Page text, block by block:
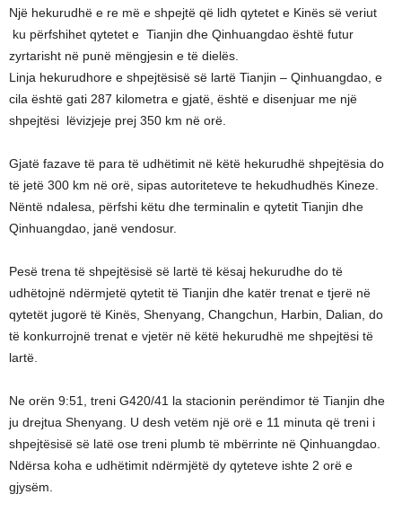
Një hekurudhë e re më e shpejtë që lidh qytetet e Kinës së veriut
ku përfshihet qytetet e Tianjin dhe Qinhuangdao është futur
zyrtarisht në punë mëngjesin e të dielës.
Linja hekurudhore e shpejtësisë së lartë Tianjin – Qinhuangdao, e
cila është gati 287 kilometra e gjatë, është e disenjuar me një
shpejtësi lëvizjeje prej 350 km në orë.
Gjatë fazave të para të udhëtimit në këtë hekurudhë shpejtësia do
të jetë 300 km në orë, sipas autoriteteve te hekudhudhës Kineze.
Nëntë ndalesa, përfshi këtu dhe terminalin e qytetit Tianjin dhe
Qinhuangdao, janë vendosur.
Pesë trena të shpejtësisë së lartë të kësaj hekurudhe do të
udhëtojnë ndërmjetë qytetit të Tianjin dhe katër trenat e tjerë në
qytetët jugorë të Kinës, Shenyang, Changchun, Harbin, Dalian, do
të konkurrojnë trenat e vjetër në këtë hekurudhë me shpejtësi të
lartë.
Ne orën 9:51, treni G420/41 la stacionin perëndimor të Tianjin dhe
ju drejtua Shenyang. U desh vetëm një orë e 11 minuta që treni i
shpejtësisë së latë ose treni plumb të mbërrinte në Qinhuangdao.
Ndërsa koha e udhëtimit ndërmjëtë dy qyteteve ishte 2 orë e
gjysëm.